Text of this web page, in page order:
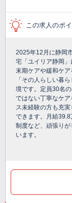
この求人のポ
2025年12月に静岡
宅「ユイリア静岡
末期ケアや緩和ケ
「その人らしい暮
境です。定員30名
ではない丁寧なケ
ス未経験の方も充
できます。月給
制度など、頑張り
います。